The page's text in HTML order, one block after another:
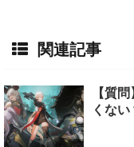
関連記事
【質
くない